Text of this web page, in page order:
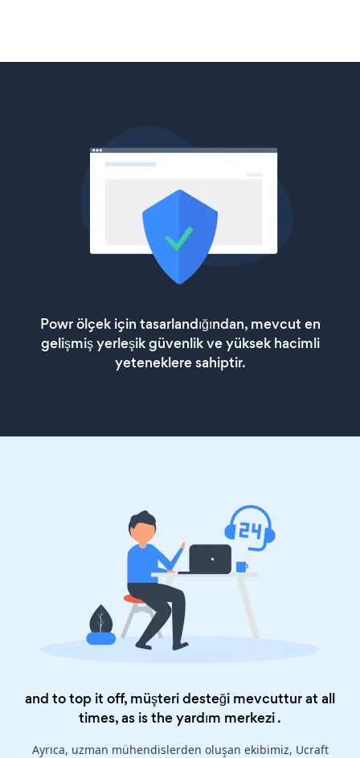
Powr ölçek için tasarlandığından, mevcut en
gelişmiş yerleşik güvenlik ve yüksek hacimli
yeteneklere sahiptir.
and to top it off, müşteri desteği mevcuttur at all
times, as is theyardım merkezi.
Ayrıca, uzman mühendislerden oluşan ekibimiz, Ucraft